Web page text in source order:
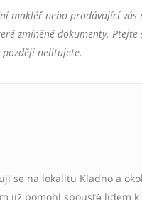
makléř nebo prodávající vás
zmíněné dokumenty. Ptejte
později nelitujete.
se na lokalitu Kladno a
již pomohl spoustě lidem